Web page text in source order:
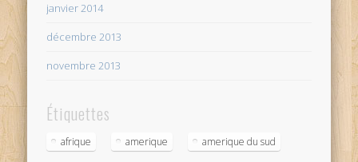
janvier 2014
décembre 2013
novembre 2013
Étiquettes
afrique amerique amerique du sud